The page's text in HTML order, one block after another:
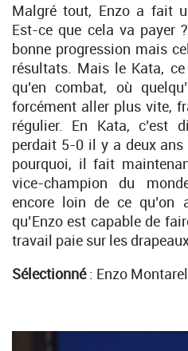
Malgré tout, Enzo a fait
Est-ce que cela va payer
bonne progression mais
résultats. Mais le Kata,
qu’en combat, où
forcément aller plus vite,
régulier. En Kata, c’est
perdait 5-0 il y a deux
pourquoi, il fait
vice-champion du
encore loin de ce
qu’Enzo est capable de
travail paie sur les
Sélectionné: Enzo